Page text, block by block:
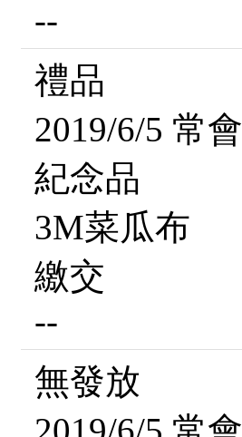
--
禮品
2019/6/5 常會
紀念品
3M菜瓜布
繳交
--
無發放